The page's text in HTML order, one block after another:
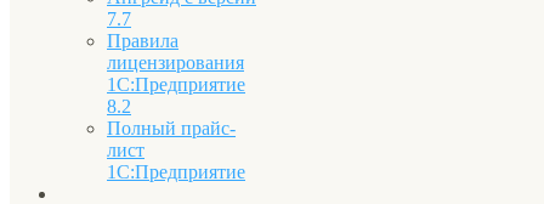
7.7
Правила
лицензирования
1С:Предприятие
8.2
Полный прайс-
лист
1С:Предприятие